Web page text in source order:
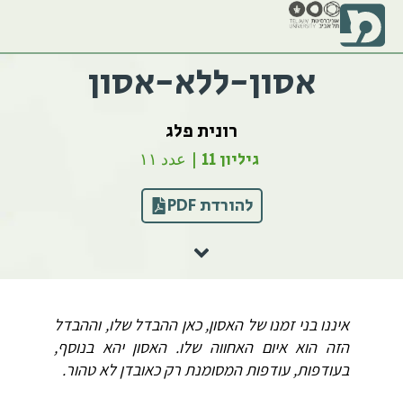
אסון-ללא-אסון
רונית פלג
גיליון 11 | عدد ١١
להורדת PDF
איננו בני זמנו של האסון, כאן ההבדל שלו, וההבדל
הזה הוא איום האחווה שלו. האסון יהא בנוסף,
בעודפות, עודפות המסומנת רק כאובדן לא טהור.